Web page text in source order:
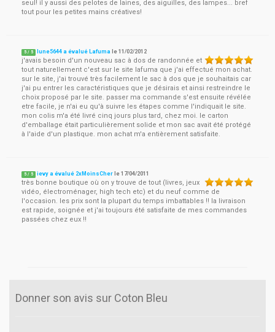
seul! il y aussi des pelotes de laines, des aiguilles, des lampes... bref
tout pour les petites mains créatives!
5 / 5 lune5644 a évalué Lafuma le11/02/2012
j'avais besoin d'un nouveau sac à dos de randonnée et
tout naturellement c'est sur le site lafuma que j'ai effectué mon achat.
sur le site, j'ai trouvé très facilement le sac à dos que je souhaitais car
j'ai pu entrer les caractéristiques que je désirais et ainsi restreindre le
choix proposé par le site. passer ma commande s'est ensuite révélée
etre facile, je n'ai eu qu'à suivre les étapes comme l'indiquait le site.
mon colis m'a été livré cinq jours plus tard, chez moi. le carton
d'emballage était particulièrement solide et mon sac avait été protégé
à l'aide d'un plastique. mon achat m'a entièrement satisfaite.
5 / 5 ievy a évalué 2xMoinsCher le17/04/2011
très bonne boutique où on y trouve de tout (livres, jeux
vidéo, électroménager, high tech etc) et du neuf comme de
l'occasion. les prix sont la plupart du temps imbattables !! la livraison
est rapide, soignée et j'ai toujours été satisfaite de mes commandes
passées chez eux !!
Donner son avis sur Coton Bleu